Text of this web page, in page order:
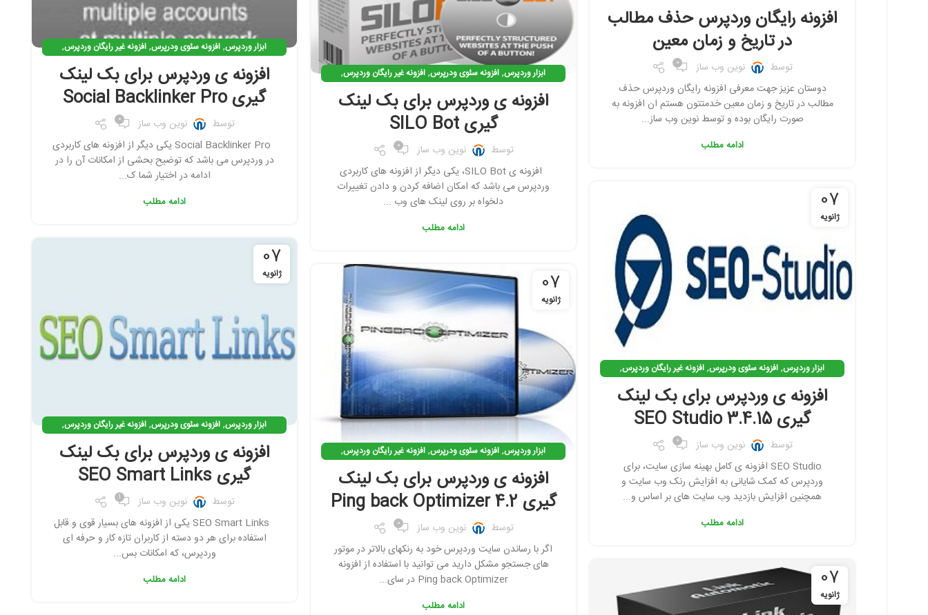
افزونه ی کاربردی وردپرس افزونه ی وردپرس رایگان
افزونه رایگان وردپرس حذف مطالب
در تاریخ و زمان معین
توسط نوین وب ساز 0
دوستان عزیز جهت معرفی افزونه رایگان وردپرس حذف
مطالب در تاریخ و زمان معین خدمتتون هستم ان افزونه به
صورت رایگان بوده و توسط نوین وب ساز...
ادامه مطلب
ابزار وردپرس, افزونه سئوی ودرپرس, افزونه غیر رایگان وردپرس,
افزونه ی کاربردی وردپرس بک لینک گیری,
بهینه سازی وردپرس ,نرم افزار سئو
افزونه ی وردپرس برای بک لینک
گیری Social Backlinker Pro
توسط نوین وب ساز 0
Social Backlinker Pro یکی دیگر از افزونه های کاربردی
در وردپرس می باشد که توضیح بحشی از امکانات آن را در
ادامه در اختیار شما ک...
ادامه مطلب
ابزار وردپرس, افزونه سئوی ودرپرس, افزونه غیر رایگان وردپرس,
افزونه ی کاربردی وردپرس بک لینک گیری,
بهینه سازی وردپرس ,نرم افزار سئو
افزونه ی وردپرس برای بک لینک
گیری SILO Bot
توسط نوین وب ساز 0
افزونه ی SILO Bot، یکی دیگر از افزونه های کاربردی
وردپرس می باشد که امکان اضافه کردن و دادن تغییرات
دلخواه بر روی لینک های وب ...
ادامه مطلب
07
ژانویه
ابزار وردپرس, افزونه سئوی ودرپرس, افزونه غیر رایگان وردپرس,
افزونه ی کاربردی وردپرس بک لینک گیری,
بهینه سازی وردپرس ,نرم افزار سئو
افزونه ی وردپرس برای بک لینک
گیری SEO Studio 3.4.15
توسط نوین وب ساز 0
SEO Studio افزونه ی کامل بهینه سازی سایت، برای
وردپرس که کمک شایانی به افزایش رنک وب سایت و
همچنین افزایش بازدید وب سایت های بر اساس و...
ادامه مطلب
07
ژانویه
ابزار وردپرس, افزونه سئوی ودرپرس, افزونه غیر رایگان وردپرس,
افزونه ی کاربردی وردپرس بک لینک گیری,
بهینه سازی وردپرس ,نرم افزار سئو
افزونه ی وردپرس برای بک لینک
گیری SEO Smart Links
توسط نوین وب ساز 1
SEO Smart Links یکی از افزونه های بسیار قوی و قابل
استفاده برای هر دو دسته از کاربران تازه کار و حرفه ای
وردپرس، که امکانات بس...
ادامه مطلب
07
ژانویه
ابزار وردپرس, افزونه سئوی ودرپرس, افزونه غیر رایگان وردپرس,
افزونه ی کاربردی وردپرس بک لینک گیری,
بهینه سازی وردپرس ,نرم افزار سئو
افزونه ی وردپرس برای بک لینک
گیری Ping back Optimizer 4.2
توسط نوین وب ساز 0
اگر با رساندن سایت وردپرس خود به رنکهای بالاتر در موتور
های جستجو مشکل دارید می توانید با استفاده از افزونه
Ping back Optimizer در سای...
ادامه مطلب
07
ژانویه